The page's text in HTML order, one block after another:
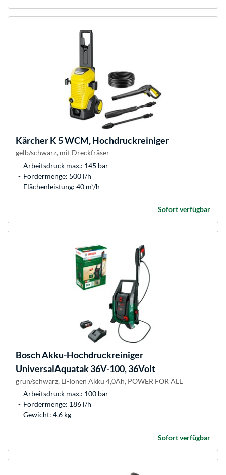
KärcherK 5 WCM, Hochdruckreiniger
gelb/schwarz, mit Dreckfräser
Arbeitsdruck max.: 145 bar
Fördermenge: 500 l/h
Flächenleistung: 40 m²/h
Sofort verfügbar
BoschAkku-Hochdruckreiniger
UniversalAquatak 36V-100, 36Volt
grün/schwarz, Li-Ionen Akku 4,0Ah, POWER FOR ALL
Arbeitsdruck max.: 100 bar
Fördermenge: 186 l/h
Gewicht: 4,6 kg
Sofort verfügbar